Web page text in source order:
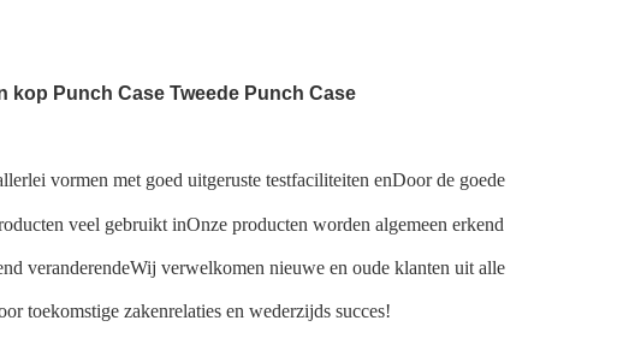
Punch Case Tweede Punch Case
vormen met goed uitgeruste testfaciliteiten enDoor de goede
veel gebruikt inOnze producten worden algemeen erkend
veranderendeWij verwelkomen nieuwe en oude klanten uit alle
toekomstige zakenrelaties en wederzijds succes!